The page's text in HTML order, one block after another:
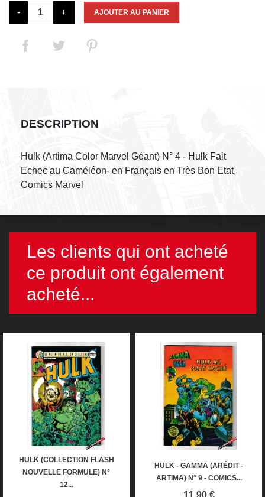
- + AJOUTER AU PANIER
DESCRIPTION
Hulk (Artima Color Marvel Géant) N° 4 - Hulk Fait
Echec au Caméléon- en Français en Très Bon Etat,
Comics Marvel
Les clients qui ont acheté
ce produit ont également
acheté...
HULK (COLLECTION FLASH
NOUVELLE FORMULE) N°
12...
HULK - GAMMA (ARÉDIT -
ARTIMA) N° 9 - COMICS...
Prix